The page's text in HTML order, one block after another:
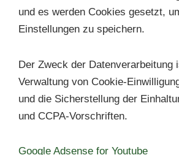
und es werden Cookies gesetzt,
Einstellungen zu speichern.
Der Zweck der Datenverarbeitung
Verwaltung von Cookie-
und die Sicherstellung der
und CCPA-Vorschriften.
Google Adsense for Youtube